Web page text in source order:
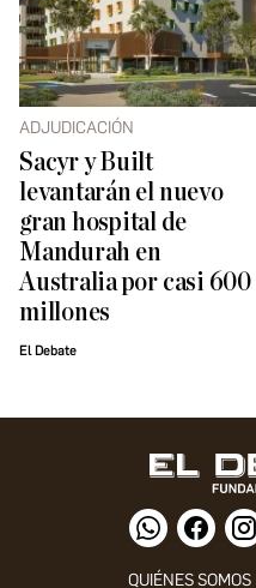
ADJUDICACIÓN
Sacyr y Built
levantarán el nuevo
gran hospital de
Mandurah en
Australia por casi 600
millones
El Debate
QUIÉNES SOMOS